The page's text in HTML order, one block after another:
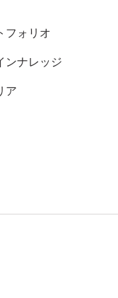
フォリオ
ンナレッジ
ア